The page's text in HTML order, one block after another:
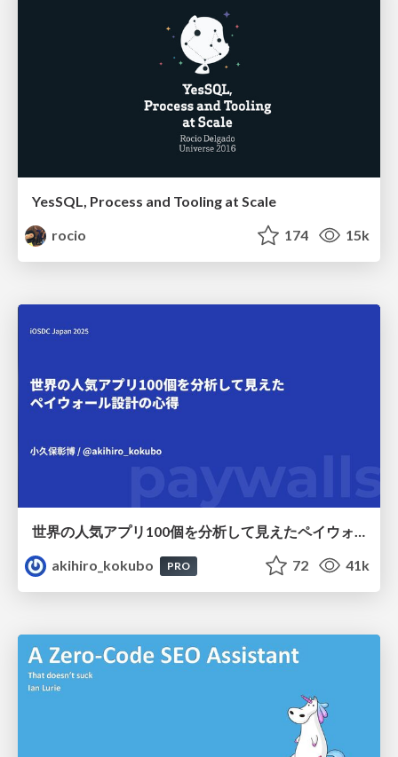
YesSQL, Process and Tooling at Scale
rocio
174 15k
世界の人気アプリ100個を分析して見えたペイウォール設計の心得
akihiro_kokubo
PRO 72 41k